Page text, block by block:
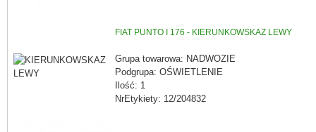
FIAT PUNTO I 176 - KIERUNKOWSKAZ LEWY
Grupa towarowa: NADWOZIE
Podgrupa: OŚWIETLENIE
Ilość: 1
NrEtykiety: 12/204832